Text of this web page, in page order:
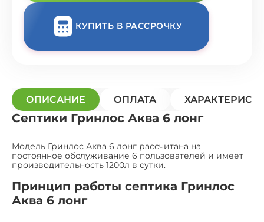
КУПИТЬ В РАССРОЧКУ
ОПИСАНИЕ ОПЛАТА
Септики Гринлос Аква 6 лонг
Модель Гринлос Аква 6 лонг рассчитана на
постоянное обслуживание 6 пользователей и имеет
производительность 1200л в сутки.
Принцип работы септика Гринлос
Аква 6 лонг